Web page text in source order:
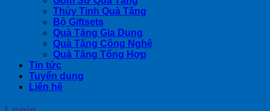
Thủy Tinh Quà Tặng
Bộ Giftsets
Quà Tặng Gia Dụng
Quà Tặng Công Nghệ
Quà Tặng Tổng Hợp
Tin tức
Tuyển dụng
Liên hệ